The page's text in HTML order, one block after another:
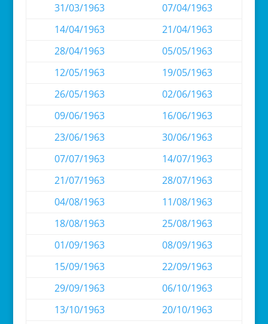
31/03/1963
07/04/1963
14/04/1963
21/04/1963
28/04/1963
05/05/1963
12/05/1963
19/05/1963
26/05/1963
02/06/1963
09/06/1963
16/06/1963
23/06/1963
30/06/1963
07/07/1963
14/07/1963
21/07/1963
28/07/1963
04/08/1963
11/08/1963
18/08/1963
25/08/1963
01/09/1963
08/09/1963
15/09/1963
22/09/1963
29/09/1963
06/10/1963
13/10/1963
20/10/1963